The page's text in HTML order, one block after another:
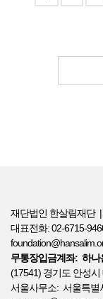
재단법인 한살림재단
대표전화: 02-6715-
무통장입금계좌: 하나
(17541) 경기도 안성
서울사무소: 서울특별